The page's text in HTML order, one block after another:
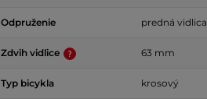
Odpruženie predná vidlica
Zdvih vidlice 63 mm
Typ bicykla krosový